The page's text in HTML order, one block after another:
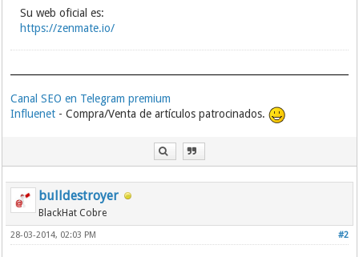
Su web oficial es:
https://zenmate.io/
Canal SEO en Telegram premium
Influenet - Compra/Venta de artículos patrocinados.
bulldestroyer
BlackHat Cobre
#2
28-03-2014, 02:03 PM